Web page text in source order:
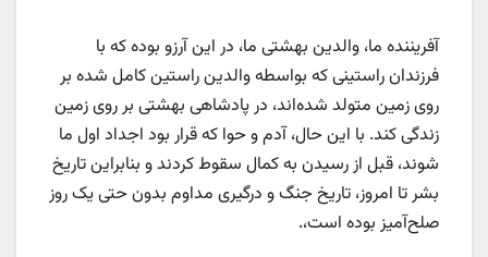
آفریننده ما، والدین بهشتی ما، در این آرزو بوده که با
فرزندان راستینی که بواسطه والدین راستین کامل شده بر
روی زمین متولد شده‌اند، در پادشاهی بهشتی بر روی زمین
زندگی کند. با این حال، آدم و حوا که قرار بود اجداد اول ما
شوند، قبل از رسیدن به کمال سقوط کردند و بنابراین تاریخ
بشر تا امروز، تاریخ جنگ و درگیری مداوم بدون حتی یک روز
صلح‌آمیز بوده است،.